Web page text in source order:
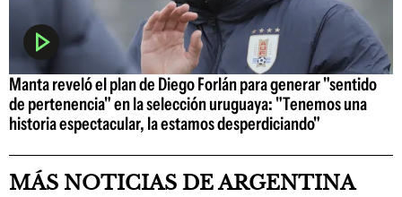
Manta reveló el plan de Diego Forlán para generar "sentido
de pertenencia" en la selección uruguaya: "Tenemos una
historia espectacular, la estamos desperdiciando"
MÁS NOTICIAS DE ARGENTINA